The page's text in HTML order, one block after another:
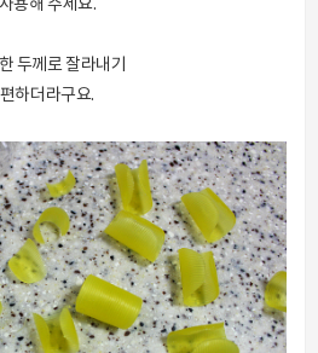
사용해 주세요.
두께로 잘라내기
편하더라구요.